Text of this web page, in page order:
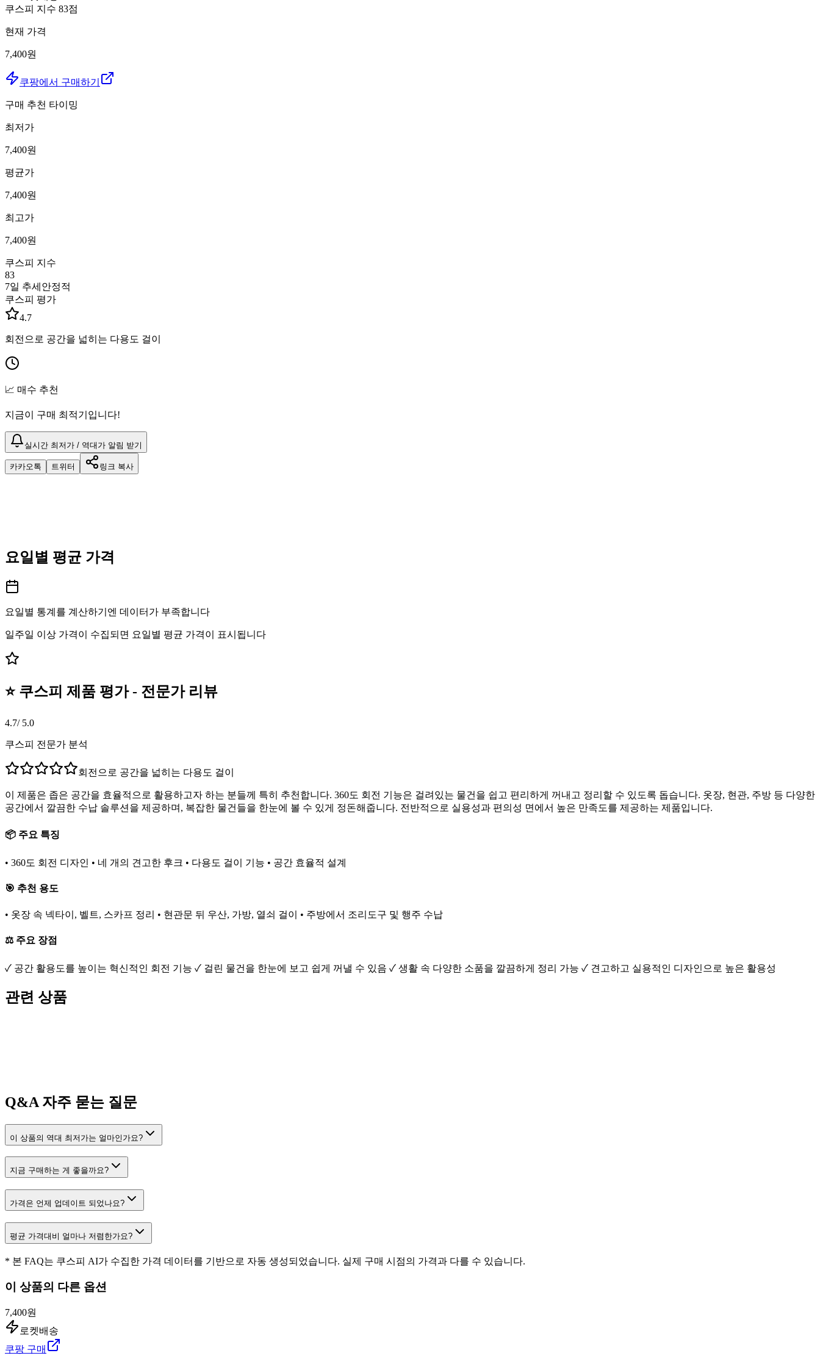
쿠스피 지수 83점
현재 가격
7,400원
쿠팡에서 구매하기
구매 추천 타이밍
최저가
7,400원
평균가
7,400원
최고가
7,400원
쿠스피 지수
83
7일 추세 안정적
쿠스피 평가
4.7
회전으로 공간을 넓히는 다용도 걸이
📈 매수 추천
지금이 구매 최적기입니다!
실시간 최저가 / 역대가 알림 받기
카카오톡 트위터 링크 복사
요일별 평균 가격
요일별 통계를 계산하기엔 데이터가 부족합니다
일주일 이상 가격이 수집되면 요일별 평균 가격이 표시됩니다
⭐ 쿠스피 제품 평가 - 전문가 리뷰
4.7/ 5.0
쿠스피 전문가 분석
회전으로 공간을 넓히는 다용도 걸이
이 제품은 좁은 공간을 효율적으로 활용하고자 하는 분들께 특히 추천합니다. 360도 회전 기능은 걸려있는 물건을 쉽고 편리하게 꺼내고 정리할 수 있도록 돕습니다. 옷장, 현관, 주방 등 다양한
공간에서 깔끔한 수납 솔루션을 제공하며, 복잡한 물건들을 한눈에 볼 수 있게 정돈해줍니다. 전반적으로 실용성과 편의성 면에서 높은 만족도를 제공하는 제품입니다.
📦 주요 특징
• 360도 회전 디자인 • 네 개의 견고한 후크 • 다용도 걸이 기능 • 공간 효율적 설계
🎯 추천 용도
• 옷장 속 넥타이, 벨트, 스카프 정리 • 현관문 뒤 우산, 가방, 열쇠 걸이 • 주방에서 조리도구 및 행주 수납
⚖️ 주요 장점
✓ 공간 활용도를 높이는 혁신적인 회전 기능 ✓ 걸린 물건을 한눈에 보고 쉽게 꺼낼 수 있음 ✓ 생활 속 다양한 소품을 깔끔하게 정리 가능 ✓ 견고하고 실용적인 디자인으로 높은 활용성
관련 상품
Q&A 자주 묻는 질문
이 상품의 역대 최저가는 얼마인가요?
지금 구매하는 게 좋을까요?
가격은 언제 업데이트 되었나요?
평균 가격대비 얼마나 저렴한가요?
* 본 FAQ는 쿠스피 AI가 수집한 가격 데이터를 기반으로 자동 생성되었습니다. 실제 구매 시점의 가격과 다를 수 있습니다.
이 상품의 다른 옵션
7,400원
로켓배송
쿠팡 구매